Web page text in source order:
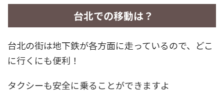
台北での移動は？
台北の街は地下鉄が各方面に走っているので、どこ
に行くにも便利！
タクシーも安全に乗ることができますよ